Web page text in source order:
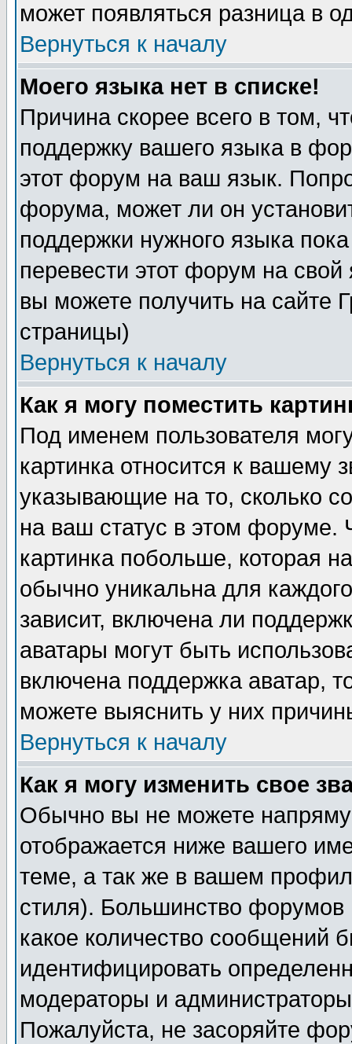
может появляться разница в
Вернуться к началу
Моего языка нет в списке!
Причина скорее всего в том,
поддержку вашего языка в
этот форум на ваш язык.
форума, может ли он
поддержки нужного языка
перевести этот форум на
вы можете получить на сайте
страницы)
Вернуться к началу
Как я могу поместить
Под именем пользователя
картинка относится к вашему
указывающие на то, сколько
на ваш статус в этом форуме.
картинка побольше, которая
обычно уникальна для
зависит, включена ли
аватары могут быть
включена поддержка аватар,
можете выяснить у них
Вернуться к началу
Как я могу изменить свое
Обычно вы не можете
отображается ниже вашего
теме, а так же в вашем
стиля). Большинство форумов
какое количество сообщений
идентифицировать
модераторы и
Пожалуйста, не засоряйте